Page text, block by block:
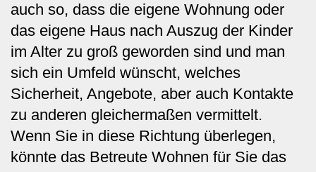
auch so, dass die eigene Wohnung oder
das eigene Haus nach Auszug der Kinder
im Alter zu groß geworden sind und man
sich ein Umfeld wünscht, welches
Sicherheit, Angebote, aber auch Kontakte
zu anderen gleichermaßen vermittelt.
Wenn Sie in diese Richtung überlegen,
könnte das Betreute Wohnen für Sie das